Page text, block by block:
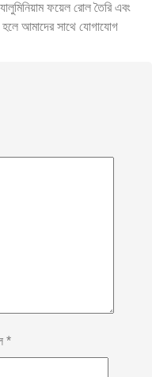
ফয়েল রোল তৈরি এবং
আমাদের সাথে যোগাযোগ
*